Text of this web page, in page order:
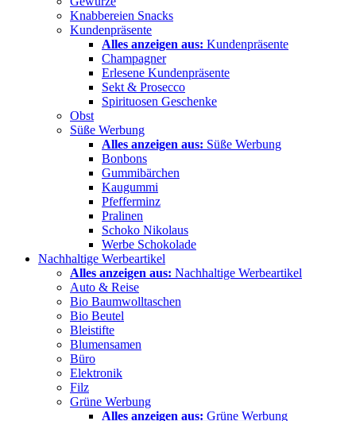
Knabbereien Snacks
Kundenpräsente
Alles anzeigen aus: Kundenpräsente
Champagner
Erlesene Kundenpräsente
Sekt & Prosecco
Spirituosen Geschenke
Obst
Süße Werbung
Alles anzeigen aus: Süße Werbung
Bonbons
Gummibärchen
Kaugummi
Pfefferminz
Pralinen
Schoko Nikolaus
Werbe Schokolade
Nachhaltige Werbeartikel
Alles anzeigen aus: Nachhaltige Werbeartikel
Auto & Reise
Bio Baumwolltaschen
Bio Beutel
Bleistifte
Blumensamen
Büro
Elektronik
Filz
Grüne Werbung
Alles anzeigen aus: Grüne Werbung